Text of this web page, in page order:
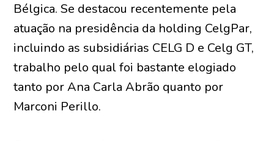
Bélgica. Se destacou recentemente pela
atuação na presidência da holding CelgPar,
incluindo as subsidiárias CELG D e Celg GT,
trabalho pelo qual foi bastante elogiado
tanto por Ana Carla Abrão quanto por
Marconi Perillo.